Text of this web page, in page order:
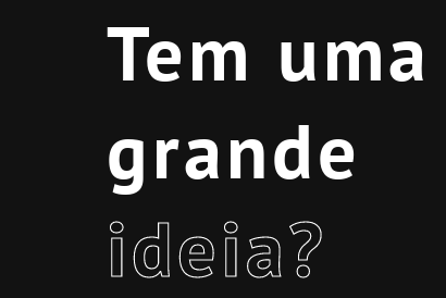
Tem uma
grande
ideia?